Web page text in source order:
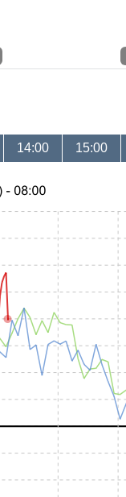
14:00 15:00